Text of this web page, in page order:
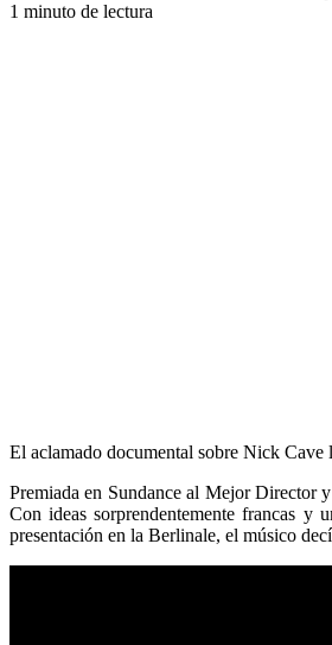
1 minuto de lectura
El aclamado documental sobre Nick Cave
Premiada en Sundance al Mejor Director
Con ideas sorprendentemente francas
presentación en la Berlinale, el músico